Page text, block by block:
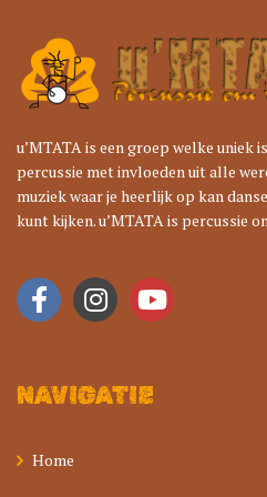
u’MTATA is een groep welke uniek
percussie met invloeden uit alle
muziek waar je heerlijk op kan
kunt kijken. u’MTATA is percussie
NAVIGATIE
Home